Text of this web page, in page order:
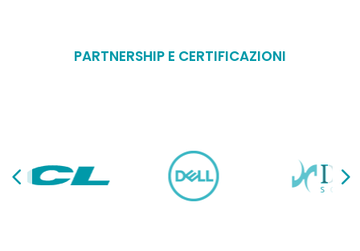
PARTNERSHIP E CERTIFICAZIONI